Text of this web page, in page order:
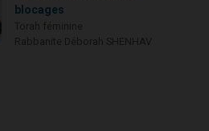
blocages